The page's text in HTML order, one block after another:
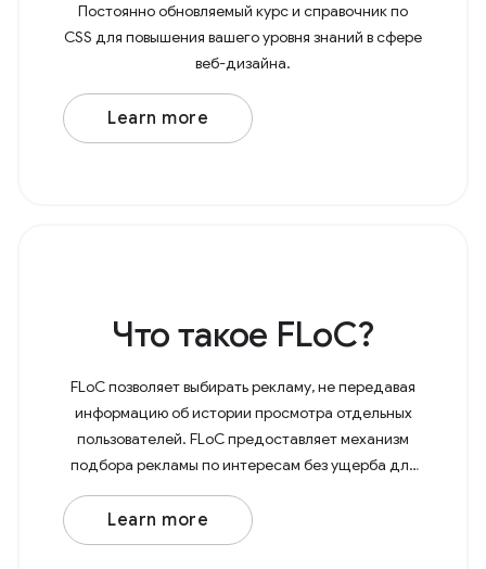
Постоянно обновляемый курс и справочник по
CSS для повышения вашего уровня знаний в сфере
веб-дизайна.
Learn more
Что такое FLoC?
FLoC позволяет выбирать рекламу, не передавая
информацию об истории просмотра отдельных
пользователей. FLoC предоставляет механизм
подбора рекламы по интересам без ущерба для
конфиденциальности. По мере того как
пользователь перемещается по
Learn more